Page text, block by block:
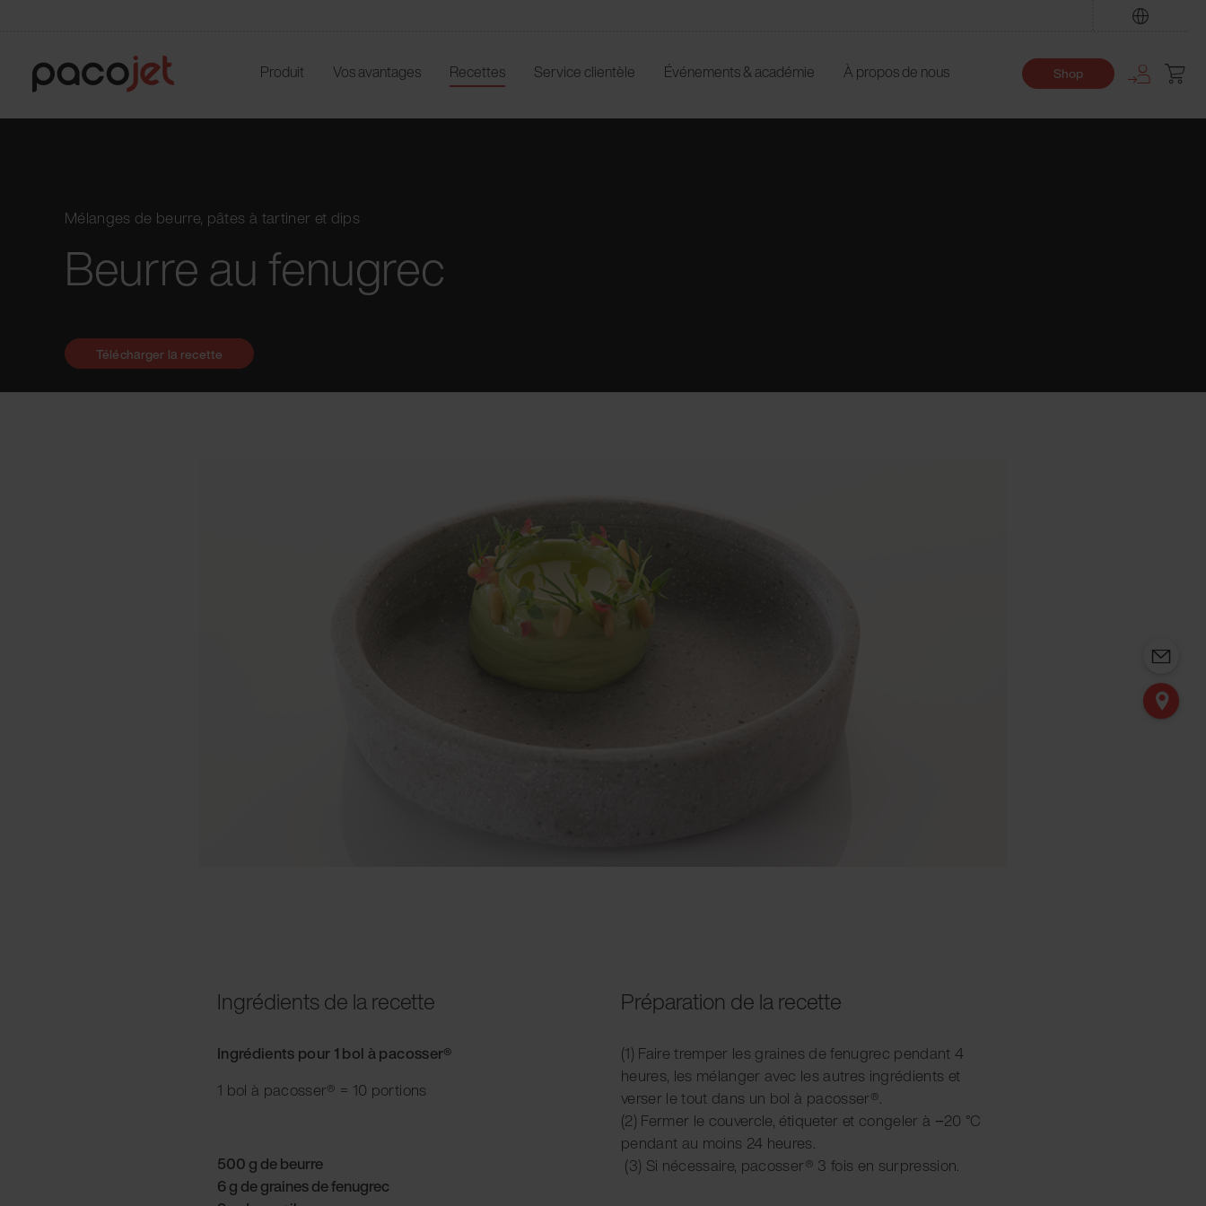
Produit Vos avantages Recettes Service clientèle Événements & académie À propos de nous Shop
Mélanges de beurre, pâtes à tartiner et dips
Beurre au fenugrec
Ingrédients de la recette
Ingrédients pour 1 bol à pacosser®
1 bol à pacosser® = 10 portions
500 g de beurre
6 g de graines de fenugrec
Préparation de la recette
(1) Faire tremper les graines de fenugrec pendant 4
heures, les mélanger avec les autres ingrédients et
verser le tout dans un bol à pacosser®.
(2) Fermer le couvercle, étiqueter et congeler à −20 °C
pendant au moins 24 heures.
(3) Si nécessaire, pacosser® 3 fois en surpression.
Télécharger la recette